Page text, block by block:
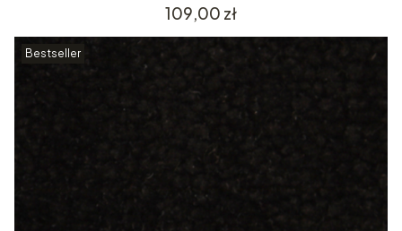
Cena
109,00 zł
Bestseller